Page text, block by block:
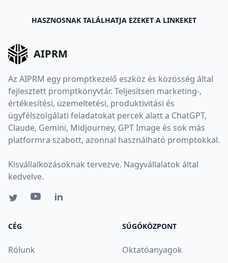
HASZNOSNAK TALÁLHATJA EZEKET A LINKEKET
AIPRM
Az AIPRM egy promptkezelő eszköz és közösség által
fejlesztett promptkönyvtár. Teljesítsen marketing-,
értékesítési, üzemeltetési, produktivitási és
ügyfélszolgálati feladatokat percek alatt a ChatGPT,
Claude, Gemini, Midjourney, GPT Image és sok más
platformra szabott, azonnal használható promptokkal.
Kisvállalkozásoknak tervezve. Nagyvállalatok által
kedvelve.
CÉG
Rólunk
SÚGÓKÖZPONT
Oktatóanyagok